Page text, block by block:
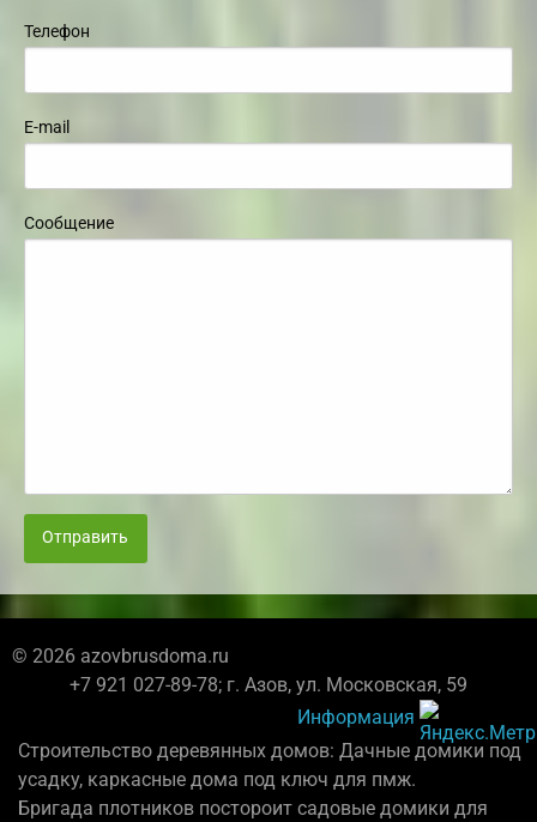
Телефон
E-mail
Сообщение
Отправить
© 2026 azovbrusdoma.ru
+7 921 027-89-78; г. Азов, ул. Московская, 59
Информация
Строительство деревянных домов: Дачные домики под
усадку, каркасные дома под ключ для пмж.
Бригада плотников постороит садовые домики для